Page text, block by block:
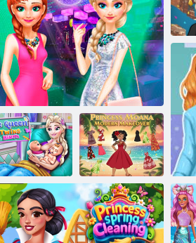
Principessa
tempi difficili
Compleanno
Face Painting
Sorelle Night Out
Nascita di
gemelli Ice
Queen
Rinnovo
moderno della
principessa
Moana